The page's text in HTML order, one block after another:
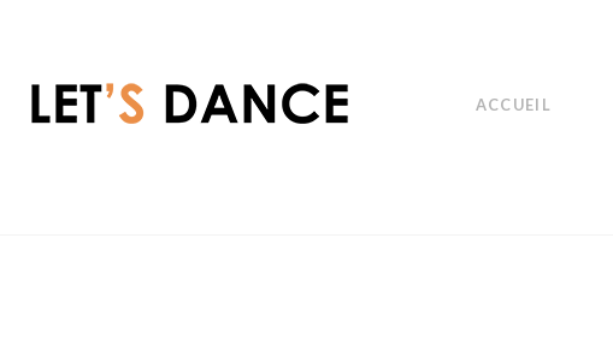
ACCUEIL